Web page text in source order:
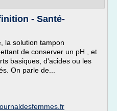
- Santé-
la solution tampon
de conserver un pH , et
basiques, d'acides ou les
On parle de...